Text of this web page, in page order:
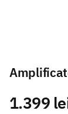
1.399